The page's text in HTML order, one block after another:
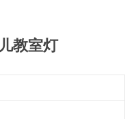
教室灯